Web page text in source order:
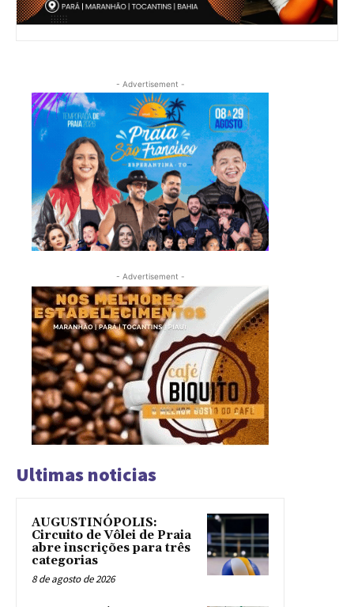
- Advertisement -
- Advertisement -
Ultimas noticias
AUGUSTINÓPOLIS:
Circuito de Vôlei de Praia
abre inscrições para três
categorias
8 de agosto de 2026